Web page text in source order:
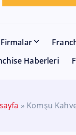
Haberleri
» Komşu